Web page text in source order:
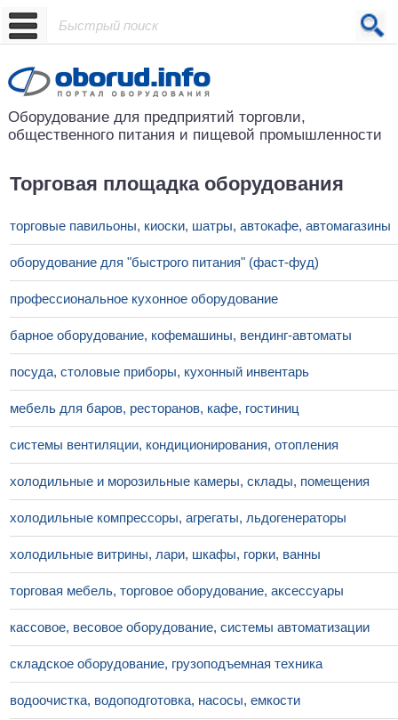
Проект основан в 2001 году
Оборудование для предприятий торговли,
общественного питания и пищевой промышленности
Торговая площадка оборудования
торговые павильоны, киоски, шатры, автокафе, автомагазины
оборудование для "быстрого питания" (фаст-фуд)
профессиональное кухонное оборудование
барное оборудование, кофемашины, вендинг-автоматы
посуда, столовые приборы, кухонный инвентарь
мебель для баров, ресторанов, кафе, гостиниц
системы вентиляции, кондиционирования, отопления
холодильные и морозильные камеры, склады, помещения
холодильные компрессоры, агрегаты, льдогенераторы
холодильные витрины, лари, шкафы, горки, ванны
торговая мебель, торговое оборудование, аксессуары
кассовое, весовое оборудование, системы автоматизации
складское оборудование, грузоподъемная техника
водоочистка, водоподготовка, насосы, емкости